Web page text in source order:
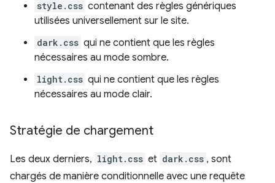
style.css contenant des règles génériques
utilisées universellement sur le site.
dark.css qui ne contient que les règles
nécessaires au mode sombre.
light.css qui ne contient que les règles
nécessaires au mode clair.
Stratégie de chargement
Les deux derniers, light.css et dark.css , sont
chargés de manière conditionnelle avec une requête